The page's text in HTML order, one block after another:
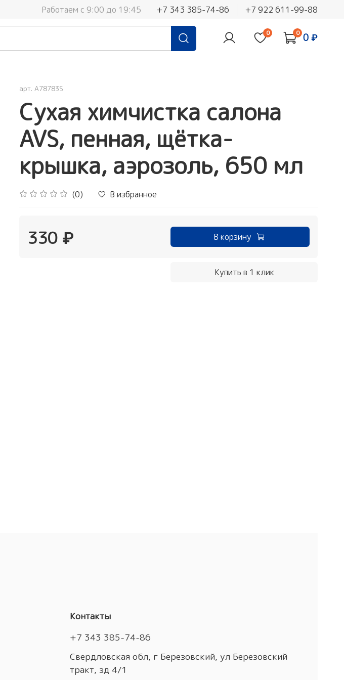
Работаем с 9:00 до 19:45 +7 343 385-74-86 +7 922 611-99-88
0 0 0 ₽
арт. A78783S
Сухая химчистка салона
AVS, пенная, щётка-
крышка, аэрозоль, 650 мл
(0) В избранное
330 ₽ В корзину
Купить в 1 клик
Контакты
+7 343 385-74-86
Свердловская обл, г Березовский, ул Березовский
тракт, зд 4/1